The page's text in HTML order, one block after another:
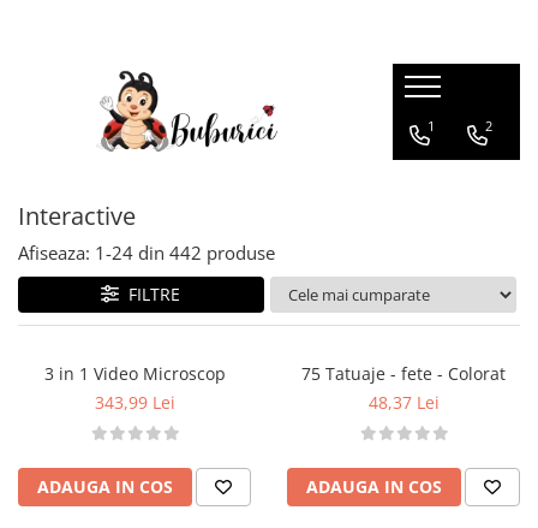
Construcții
Accesorii
Exterior
Interior
Bebeluși
Diverse
1 2
Interactive
Afiseaza: 1-24 din 442 produse
FILTRE
3 in 1 Video Microscop
343,99 Lei
ADAUGA IN COS
75 Tatuaje - fete - Colorat
48,37 Lei
ADAUGA IN COS